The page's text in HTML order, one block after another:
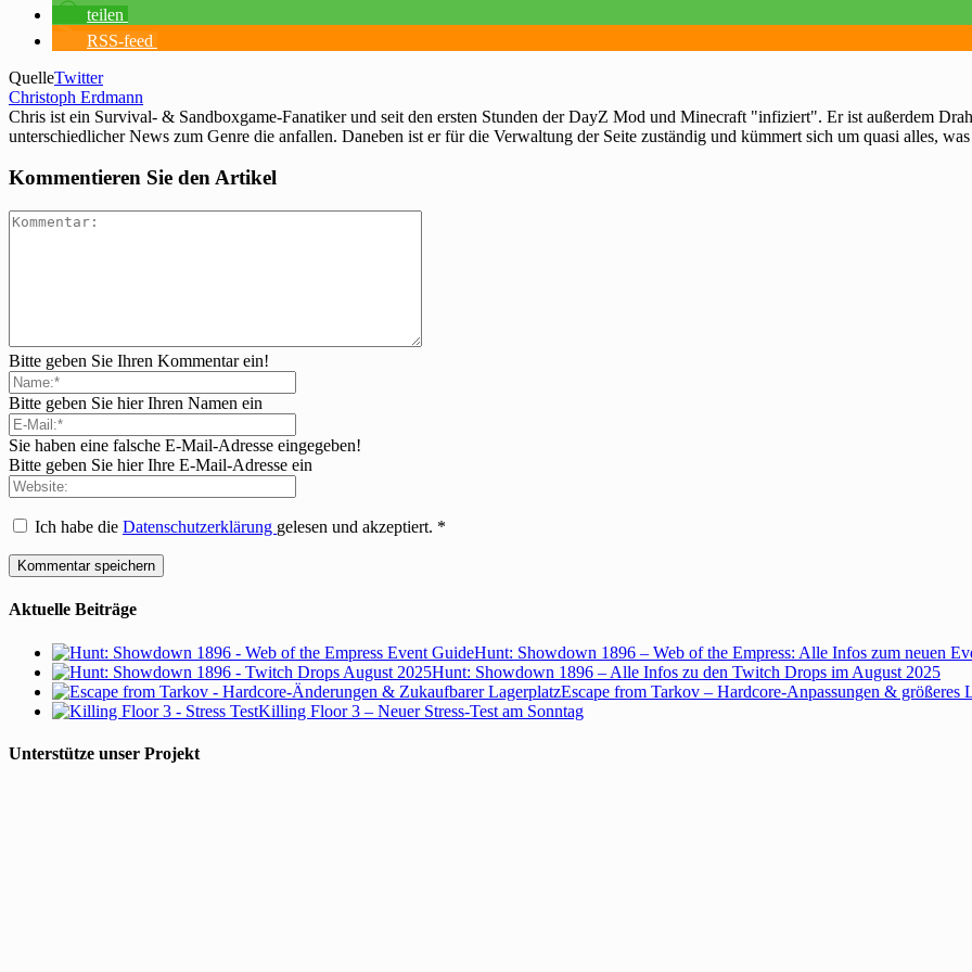
teilen
RSS-feed
QuelleTwitter
Christoph Erdmann
Chris ist ein Survival- & Sandboxgame-Fanatiker und seit den ersten Stunden der DayZ Mod und Minecraft "infiziert". Er ist außerdem
unterschiedlicher News zum Genre die anfallen. Daneben ist er für die Verwaltung der Seite zuständig und kümmert sich um quasi alles,
Kommentieren Sie den Artikel
Bitte geben Sie Ihren Kommentar ein!
Bitte geben Sie hier Ihren Namen ein
Sie haben eine falsche E-Mail-Adresse eingegeben!
Bitte geben Sie hier Ihre E-Mail-Adresse ein
Ich habe die Datenschutzerklärung gelesen und akzeptiert. *
Aktuelle Beiträge
Hunt: Showdown 1896 – Web of the Empress: Alle Infos zum neuen
Hunt: Showdown 1896 – Alle Infos zu den Twitch Drops im August 2025
Escape from Tarkov – Hardcore-Anpassungen & größeres
Killing Floor 3 – Neuer Stress-Test am Sonntag
Unterstütze unser Projekt